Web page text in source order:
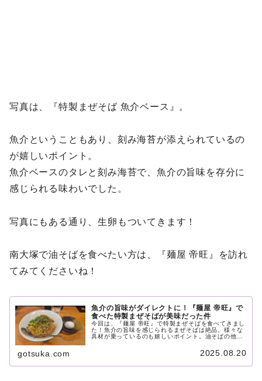
写真は、『特製まぜそば 魚介ベース』。
魚介ということもあり、刻み海苔が添えられているの
が嬉しいポイント。
魚介ベースのタレと刻み海苔で、魚介の旨味を存分に
感じられる味わいでした。
写真にもある通り、生卵もついてきます！
南大塚で油そばを食べたい方は、『麺屋 帝旺』を訪れ
てみてくださいね！
魚介の旨味がダイレクトに！『麺屋 帝旺』で
食べた特製まぜそばが美味だった件
今回は、『麺屋 帝旺』で特製まぜそばを食べてきまし
た！魚介の旨味を感じられるまぜそばは絶品。様々な
具材が乗っているのも嬉しいポイント。油そばの他に
油そばを食べたい方は、ぜひこの記事を参考にしてく
gotsuka.com 2025.08.20